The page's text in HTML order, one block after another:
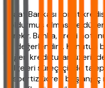
Ziraat Bankası konut
doldurmuş olması ve
gerekir. Banka, kredi
de değerlendirir.
değeri kredi tutarı
belgeleri süreç içinde
ekspertiz ücreti başlangıç